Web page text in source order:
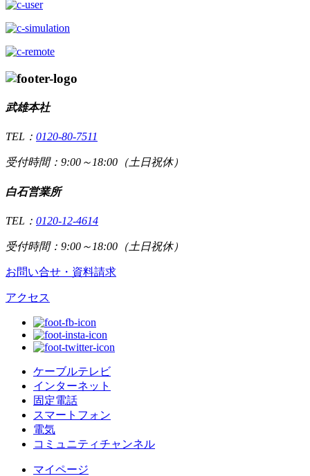
武雄本社
TEL： 0120-80-7511
受付時間：9:00～18:00（土日祝休）
白石営業所
TEL： 0120-12-4614
受付時間：9:00～18:00（土日祝休）
お問い合せ・資料請求
アクセス
ケーブルテレビ
インターネット
固定電話
スマートフォン
電気
コミュニティチャンネル
マイページ